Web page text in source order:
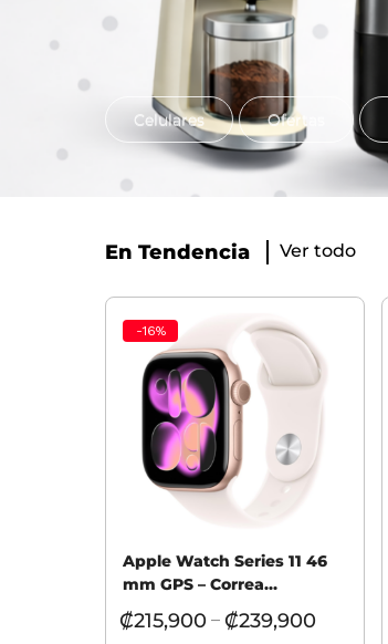
Celulares Ofertas
En Tendencia Ver todo
-16%
Apple Watch Series 11 46
mm GPS – Correa
Deportiva M/L
₡215,900 – ₡239,900